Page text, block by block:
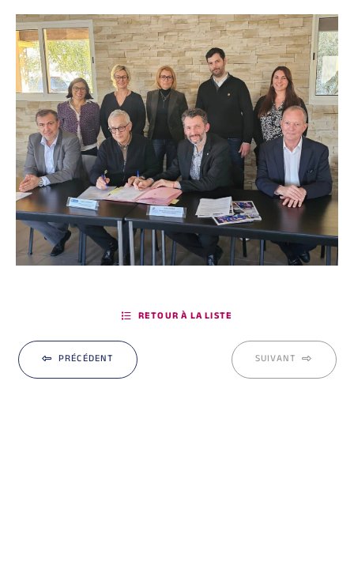
PRÉCÉDENT
RETOUR À LA LISTE
SUIVANT